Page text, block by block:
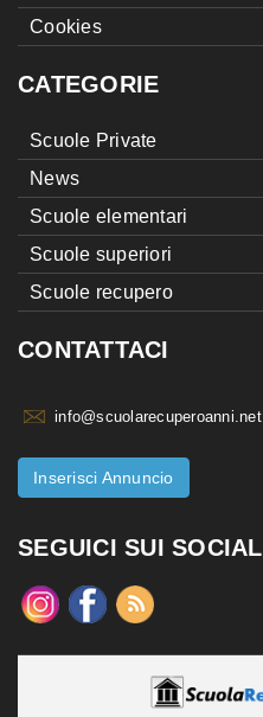
Cookies
CATEGORIE
Scuole Private
News
Scuole elementari
Scuole superiori
Scuole recupero
CONTATTACI
info@scuolarecuperoanni.net
Inserisci Annuncio
SEGUICI SUI SOCIAL